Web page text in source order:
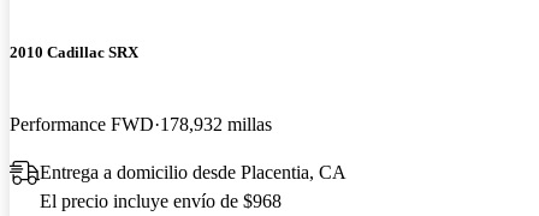
2010 Cadillac SRX
Performance FWD 178,932 millas
Entrega a domicilio desde Placentia, CA
El precio incluye envío de $968